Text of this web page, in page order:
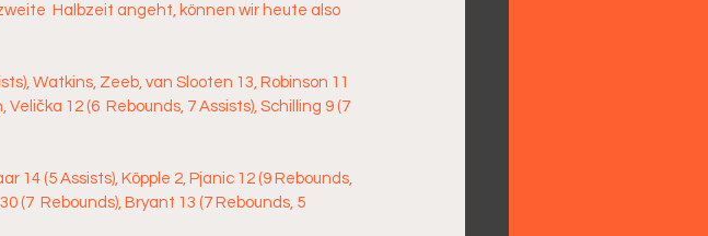
Halbzeit angeht, können wir heute also
Watkins, Zeeb, van Slooten 13, Robinson 11
12 (6  Rebounds, 7 Assists), Schilling 9 (7
14 (5 Assists), Köpple 2, Pjanic 12 (9 Rebounds,
(7  Rebounds), Bryant 13 (7 Rebounds, 5